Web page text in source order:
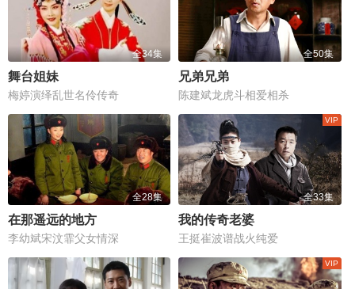
全34集
舞台姐妹
梅婷演绎乱世名伶传奇
全50集
兄弟兄弟
陈建斌龙虎斗相爱相杀
全28集
在那遥远的地方
李幼斌宋汶霏父女情深
全33集
我的传奇老婆
王挺崔波谱战火纯爱